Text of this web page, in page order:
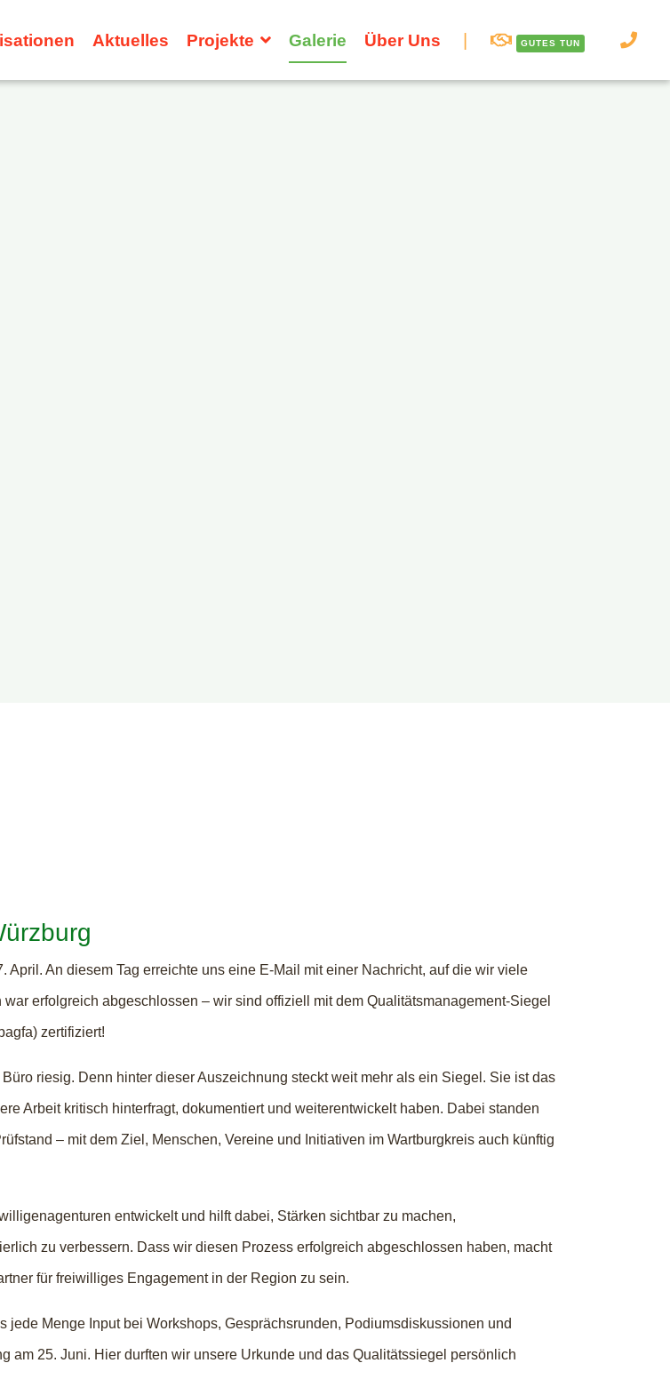
Aktuelles Projekte Galerie Über Uns GUTES TUN
An diesem Tag erreichte uns eine E-Mail mit einer Nachricht, auf die wir viele
erfolgreich abgeschlossen – wir sind offiziell mit dem Qualitätsmanagement-Siegel
zertifiziert!
riesig. Denn hinter dieser Auszeichnung steckt weit mehr als ein Siegel. Sie ist das
Arbeit kritisch hinterfragt, dokumentiert und weiterentwickelt haben. Dabei standen
– mit dem Ziel, Menschen, Vereine und Initiativen im Wartburgkreis auch künftig
entwickelt und hilft dabei, Stärken sichtbar zu machen,
zu verbessern. Dass wir diesen Prozess erfolgreich abgeschlossen haben, macht
für freiwilliges Engagement in der Region zu sein.
jede Menge Input bei Workshops, Gesprächsrunden, Podiumsdiskussionen und
25. Juni. Hier durften wir unsere Urkunde und das Qualitätssiegel persönlich